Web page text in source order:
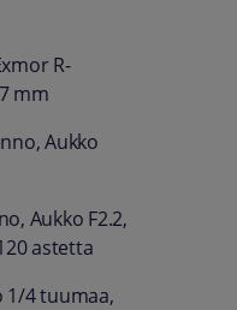
R-
mm
Aukko
Aukko F2.2,
astetta
1/4 tuumaa,